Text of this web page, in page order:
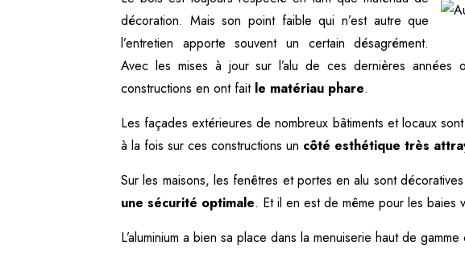
décoration. Mais son point faible qui n’est autre que
l’entretien apporte souvent un certain désagrément.
Avec les mises à jour sur l’alu de ces dernières années
constructions en ont fait le matériau phare.
Les façades extérieures de nombreux bâtiments et locaux
à la fois sur ces constructions un côté esthétique très
Sur les maisons, les fenêtres et portes en alu sont
une sécurité optimale. Et il en est de même pour les baies
L’aluminium a bien sa place dans la menuiserie haut de gamme